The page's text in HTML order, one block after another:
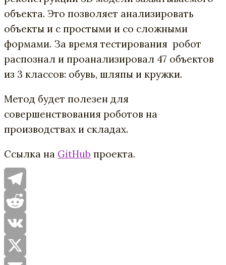
объекта. Это позволяет анализировать
объекты и с простыми и со сложными
формами. За время тестирования робот
распознал и проанализировал 47 объектов
из 3 классов: обувь, шляпы и кружки.
Метод будет полезен для
совершенствования роботов на
производствах и складах.
Ссылка на GitHub проекта.
Telegram
Reddit
VK